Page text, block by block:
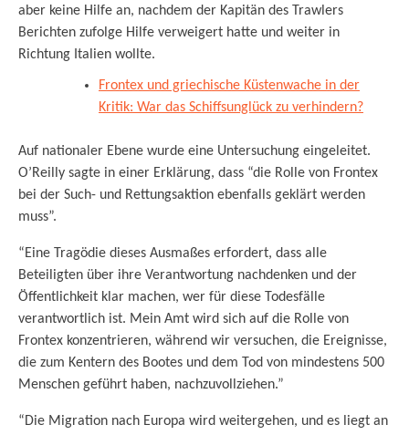
aber keine Hilfe an, nachdem der Kapitän des Trawlers
Berichten zufolge Hilfe verweigert hatte und weiter in
Richtung Italien wollte.
Frontex und griechische Küstenwache in der
Kritik: War das Schiffsunglück zu verhindern?
Auf nationaler Ebene wurde eine Untersuchung eingeleitet.
O’Reilly sagte in einer Erklärung, dass “die Rolle von Frontex
bei der Such- und Rettungsaktion ebenfalls geklärt werden
muss”.
“Eine Tragödie dieses Ausmaßes erfordert, dass alle
Beteiligten über ihre Verantwortung nachdenken und der
Öffentlichkeit klar machen, wer für diese Todesfälle
verantwortlich ist. Mein Amt wird sich auf die Rolle von
Frontex konzentrieren, während wir versuchen, die Ereignisse,
die zum Kentern des Bootes und dem Tod von mindestens 500
Menschen geführt haben, nachzuvollziehen.”
“Die Migration nach Europa wird weitergehen, und es liegt an